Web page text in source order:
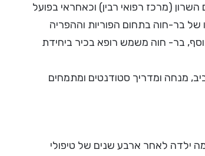
(מרכז רפואי רבין) וכאחראי בפועל
של בר-חוה בתחום הפוריות וההפריה
בר- חוה משמש רופא בכיר ביחידת
מנחה ומדריך סטודנטים ומתמחים
ילדה לאחר ארבע שנים של טיפולי